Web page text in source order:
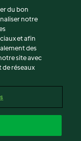
du bon
notre
et afin
des
site avec
réseaux